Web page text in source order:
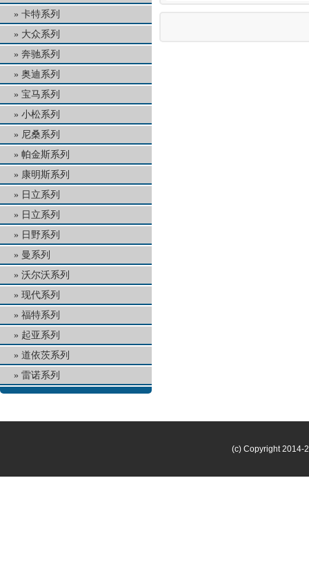
卡特系列
大众系列
奔驰系列
奥迪系列
宝马系列
小松系列
尼桑系列
帕金斯系列
康明斯系列
日立系列
日立系列
日野系列
曼系列
沃尔沃系列
现代系列
福特系列
起亚系列
道依茨系列
雷诺系列
(c) Copyright 2014-